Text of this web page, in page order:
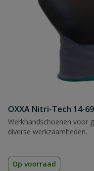
OXXA Nitri-Tech 14-
Werkhandschoenen voor
diverse werkzaamheden.
Op voorraad